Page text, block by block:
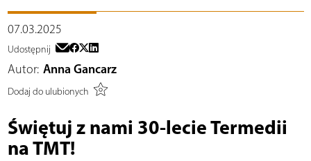
07.03.2025
Udostępnij
Autor: Anna Gancarz
Dodaj do ulubionych
Świętuj z nami 30-lecie Termedii
na TMT!